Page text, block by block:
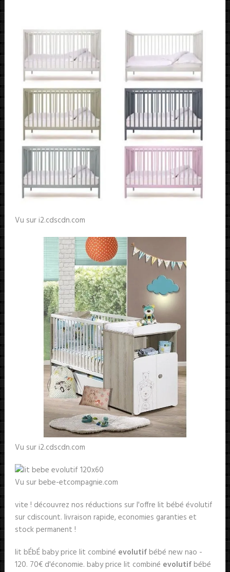
Vu sur i2.cdscdn.com
Vu sur i2.cdscdn.com
Vu sur bebe-etcompagnie.com
vite ! découvrez nos réductions sur l'offre lit bébé évolutif
sur cdiscount. livraison rapide, economies garanties et
stock permanent !
lit bÉbÉ baby price lit combiné evolutifbébé new nao -
120. 70€ d'économie. baby price lit combiné evolutifbébé